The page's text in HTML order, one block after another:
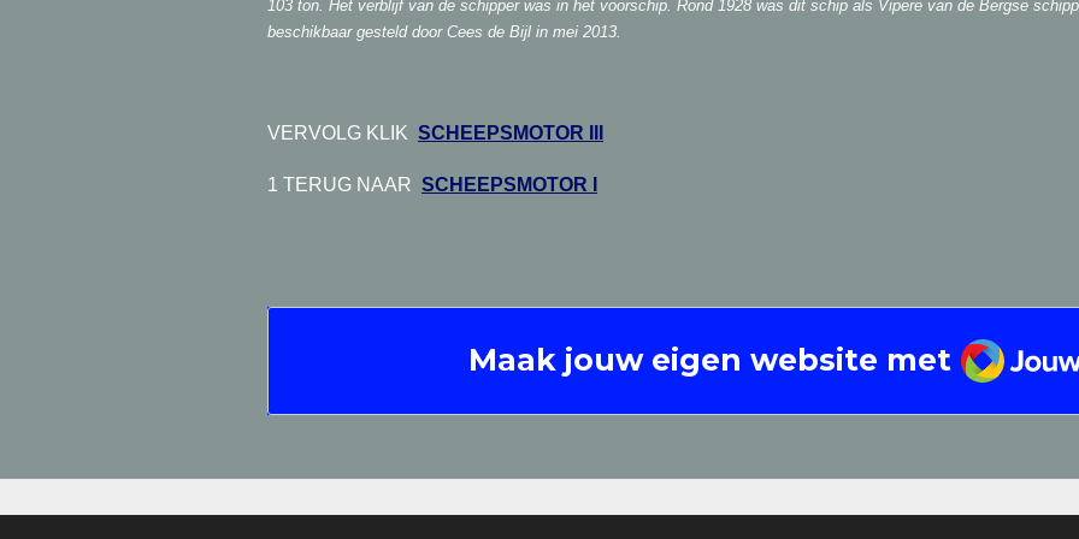
103 ton. Het verblijf van de schipper was in het voorschip. Rond 1928 was dit schip als Vipere van de Bergse
beschikbaar gesteld door Cees de Bijl in mei 2013.
VERVOLG KLIK SCHEEPSMOTOR III
1 TERUG NAAR SCHEEPSMOTOR I
Maak jouw eigen website met